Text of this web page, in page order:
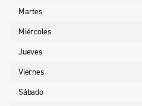
Martes
Miércoles
Jueves
Viernes
Sábado